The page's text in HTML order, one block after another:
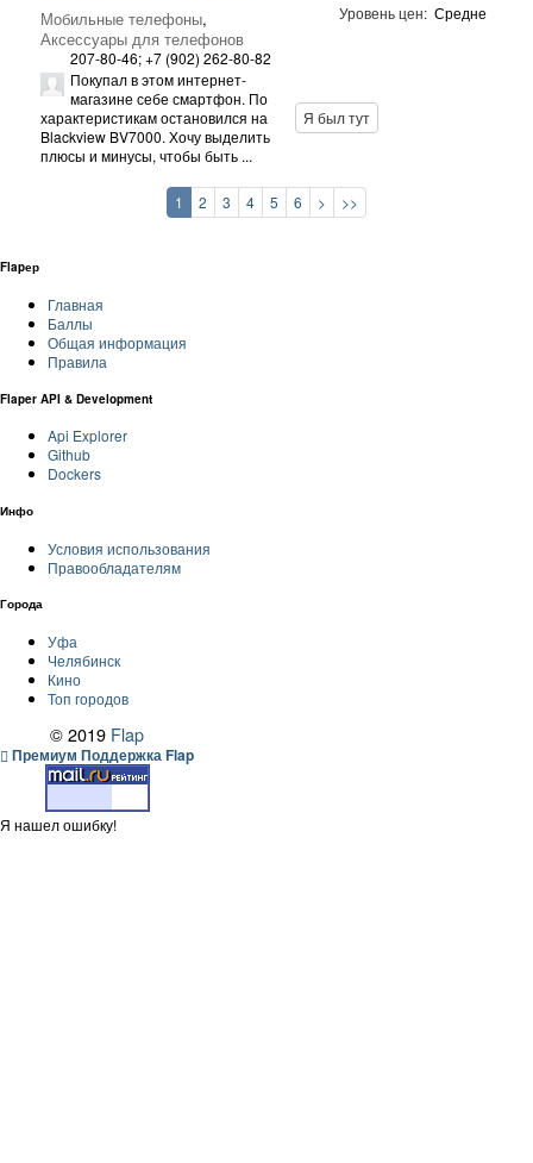
Мобильные телефоны,
Аксессуары для телефонов
207-80-46; +7 (902) 262-80-82
Уровень цен: Средне
Покупал в этом интернет-
магазине себе смартфон. По
характеристикам остановился на
Blackview BV7000. Хочу выделить
плюсы и минусы, чтобы быть ...
Я был тут
1 2 3 4 5 6 > >>
Flapер
Главная
Баллы
Общая информация
Правила
Flaper API & Development
Api Explorer
Github
Dockers
Инфо
Условия использования
Правообладателям
Города
Уфа
Челябинск
Кино
Топ городов
© 2019 Flap
Премиум Поддержка Flap
Я нашел ошибку!